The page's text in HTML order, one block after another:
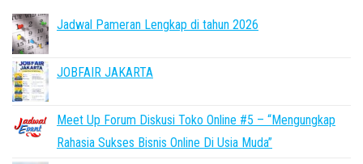
Jadwal Pameran Lengkap di tahun 2026
JOBFAIR JAKARTA
Meet Up Forum Diskusi Toko Online #5 – “Mengungkap
Rahasia Sukses Bisnis Online Di Usia Muda”